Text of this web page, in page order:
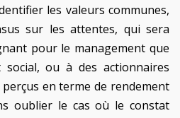
les valeurs communes,
sur les attentes, qui sera
pour le management que
social, ou à des actionnaires
en terme de rendement
oublier le cas où le constat